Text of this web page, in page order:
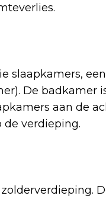
slaapkamers,
De badkamer
aan de
verdieping.